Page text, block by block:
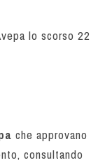
lo scorso 22
che approvano
consultando